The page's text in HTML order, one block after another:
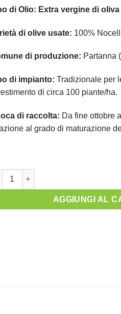
di Olio: Extra vergine di oliva
di olive usate: 100%
di produzione: Partanna
di impianto: Tradizionale per
di circa 100 piante/ha.
di raccolta: Da fine ottobre
al grado di maturazione
AGGIUNGI AL